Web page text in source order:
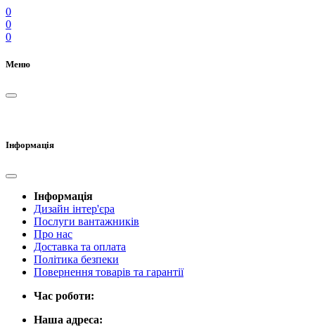
0
0
0
Меню
Інформація
Інформація
Дизайн інтер'єра
Послуги вантажників
Про нас
Доставка та оплата
Політика безпеки
Повернення товарів та гарантії
Час роботи:
Наша адреса: